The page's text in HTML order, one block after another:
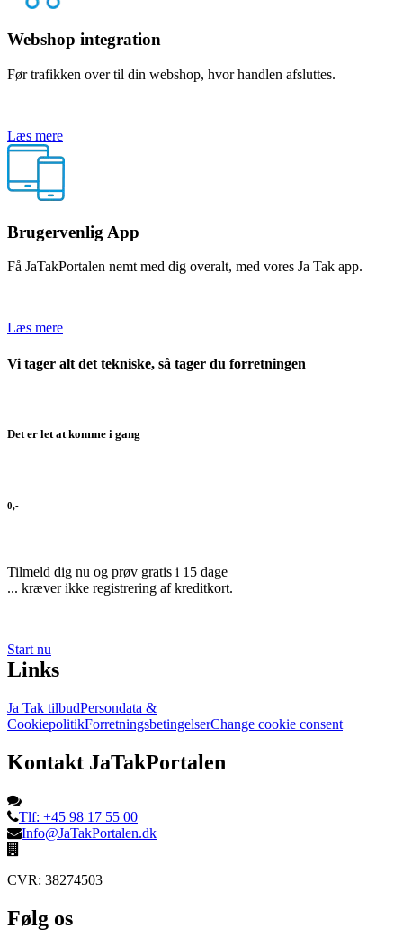
Webshop integration
Før trafikken over til din webshop, hvor handlen afsluttes.
Læs mere
Brugervenlig App
Få JaTakPortalen nemt med dig overalt, med vores Ja Tak app.
Læs mere
Vi tager alt det tekniske, så tager du forretningen
Det er let at komme i gang
0,-
Tilmeld dig nu og prøv gratis i 15 dage
... kræver ikke registrering af kreditkort.
Start nu
Links
Ja Tak tilbudPersondata &
CookiepolitikForretningsbetingelserChange cookie consent
Kontakt JaTakPortalen
Tlf: +45 98 17 55 00
Info@JaTakPortalen.dk
CVR: 38274503
Følg os